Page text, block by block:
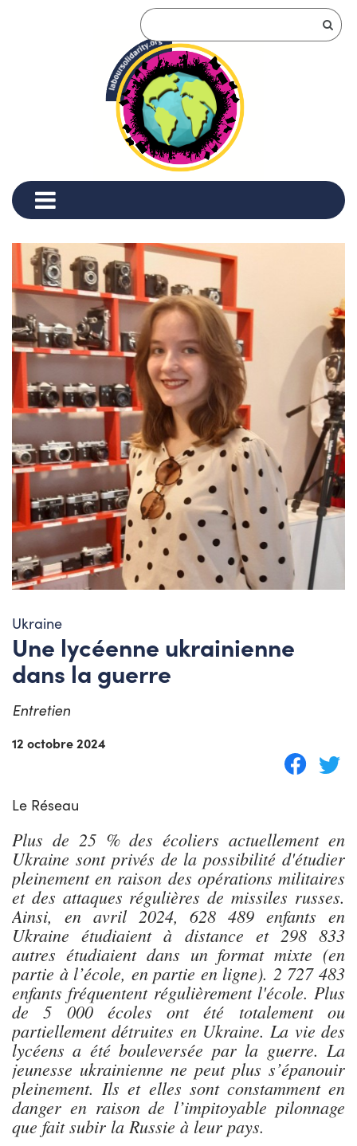
Ukraine
Une lycéenne ukrainienne
dans la guerre
Entretien
12 octobre 2024
Le Réseau
Plus de 25 % des écoliers actuellement en
Ukraine sont privés de la possibilité d'étudier
pleinement en raison des opérations militaires
et des attaques régulières de missiles russes.
Ainsi, en avril 2024, 628 489 enfants en
Ukraine étudiaient à distance et 298 833
autres étudiaient dans un format mixte (en
partie à l’école, en partie en ligne). 2 727 483
enfants fréquentent régulièrement l'école. Plus
de 5 000 écoles ont été totalement ou
partiellement détruites en Ukraine. La vie des
lycéens a été bouleversée par la guerre. La
jeunesse ukrainienne ne peut plus s’épanouir
pleinement. Ils et elles sont constamment en
danger en raison de l’impitoyable pilonnage
que fait subir la Russie à leur pays.